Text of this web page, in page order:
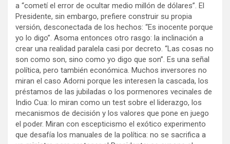
a “cometí el error de ocultar medio millón de dólares”. El
Presidente, sin embargo, prefiere construir su propia
versión, desconectada de los hechos: “Es inocente porque
yo lo digo”. Asoma entonces otro rasgo: la inclinación a
crear una realidad paralela casi por decreto. “Las cosas no
son como son, sino como yo digo que son”. Es una señal
política, pero también económica. Muchos inversores no
miran el caso Adorni porque les interesen la cascada, los
préstamos de las jubiladas o los pormenores vecinales de
Indio Cua: lo miran como un test sobre el liderazgo, los
mecanismos de decisión y los valores que pone en juego
el poder. Miran con escepticismo el exótico experimento
que desafía los manuales de la política: no se sacrifica a